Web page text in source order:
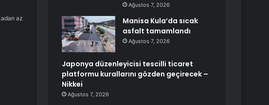
az
Ağustos 7, 2026
Manisa Kula’da sıcak
asfalt tamamlandı
Ağustos 7, 2026
Japonya düzenleyicisi tescilli ticaret
platformu kurallarını gözden geçirecek –
Nikkei
Ağustos 7, 2026